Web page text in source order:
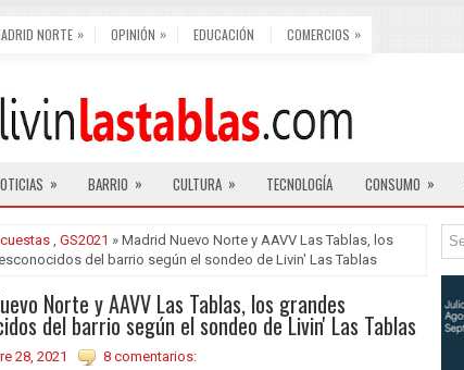
NORTE » OPINIÓN » EDUCACIÓN COMERCIOS »
» BARRIO » CULTURA » TECNOLOGÍA CONSUMO »
, GS2021 » Madrid Nuevo Norte y AAVV Las Tablas, los
del barrio según el sondeo de Livin' Las Tablas
Norte y AAVV Las Tablas, los grandes
del barrio según el sondeo de Livin' Las Tablas
28, 2021
8 comentarios: